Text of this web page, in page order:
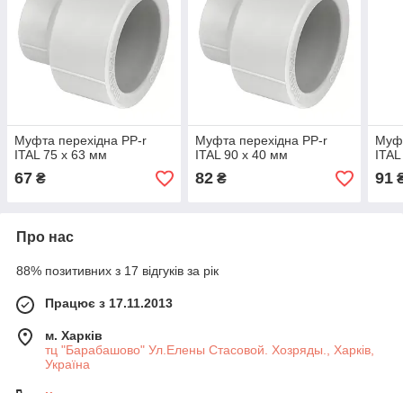
Муфта перехідна PP-r
ITAL 75 x 63 мм
67 ₴
Муфта перехідна PP-r
ITAL 90 x 40 мм
82₴ 91
Про нас
88% позитивних з 17 відгуків за рік
Працює з 17.11.2013
м. Харків
тц "Барабашово" Ул.Елены Стасовой. Хозряды., Харків,
Україна